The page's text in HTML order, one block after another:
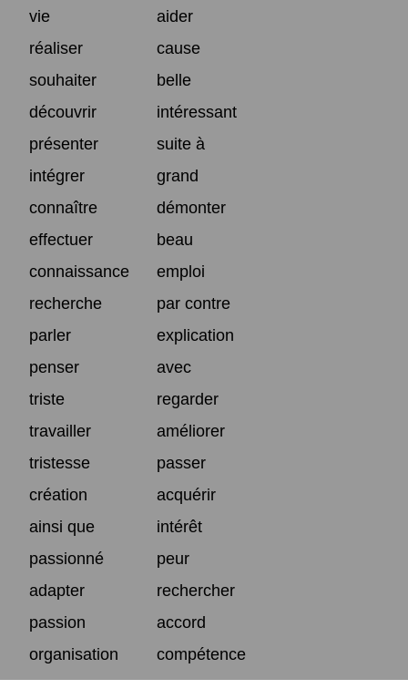
vie
aider
réaliser
cause
souhaiter
belle
découvrir
intéressant
présenter
suite à
intégrer
grand
connaître
démonter
effectuer
beau
connaissance
emploi
recherche
par contre
parler
explication
penser
avec
triste
regarder
travailler
améliorer
tristesse
passer
création
acquérir
ainsi que
intérêt
passionné
peur
adapter
rechercher
passion
accord
organisation
compétence